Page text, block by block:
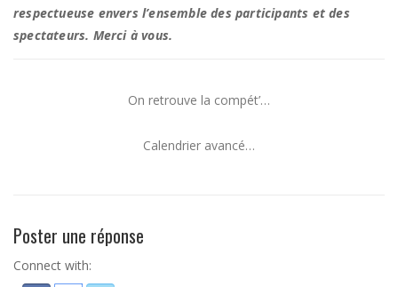
respectueuse envers l’ensemble des participants et des
spectateurs. Merci à vous.
On retrouve la compét’…
Calendrier avancé…
Poster une réponse
Connect with: